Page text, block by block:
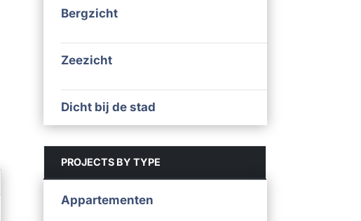
Bergzicht
Zeezicht
Dicht bij de stad
PROJECTS BY TYPE
Appartementen